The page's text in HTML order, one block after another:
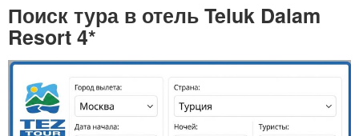
Поиск тура в отель Teluk Dalam
Resort 4*